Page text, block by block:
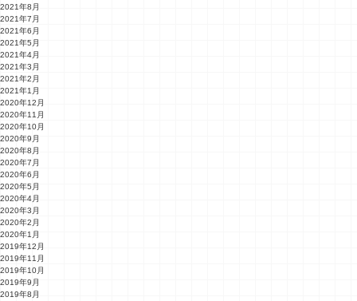
2021年8月
2021年7月
2021年6月
2021年5月
2021年4月
2021年3月
2021年2月
2021年1月
2020年12月
2020年11月
2020年10月
2020年9月
2020年8月
2020年7月
2020年6月
2020年5月
2020年4月
2020年3月
2020年2月
2020年1月
2019年12月
2019年11月
2019年10月
2019年9月
2019年8月